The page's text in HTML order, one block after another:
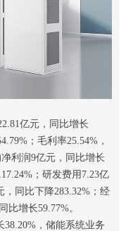
亿元，同比增长
；毛利率25.54%，
利润9亿元，同比增长
；研发费用7.23亿
，同比下降283.32%；经
比增长59.77%。
，储能系统业务